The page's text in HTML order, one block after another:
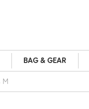
BAG & GEAR
M